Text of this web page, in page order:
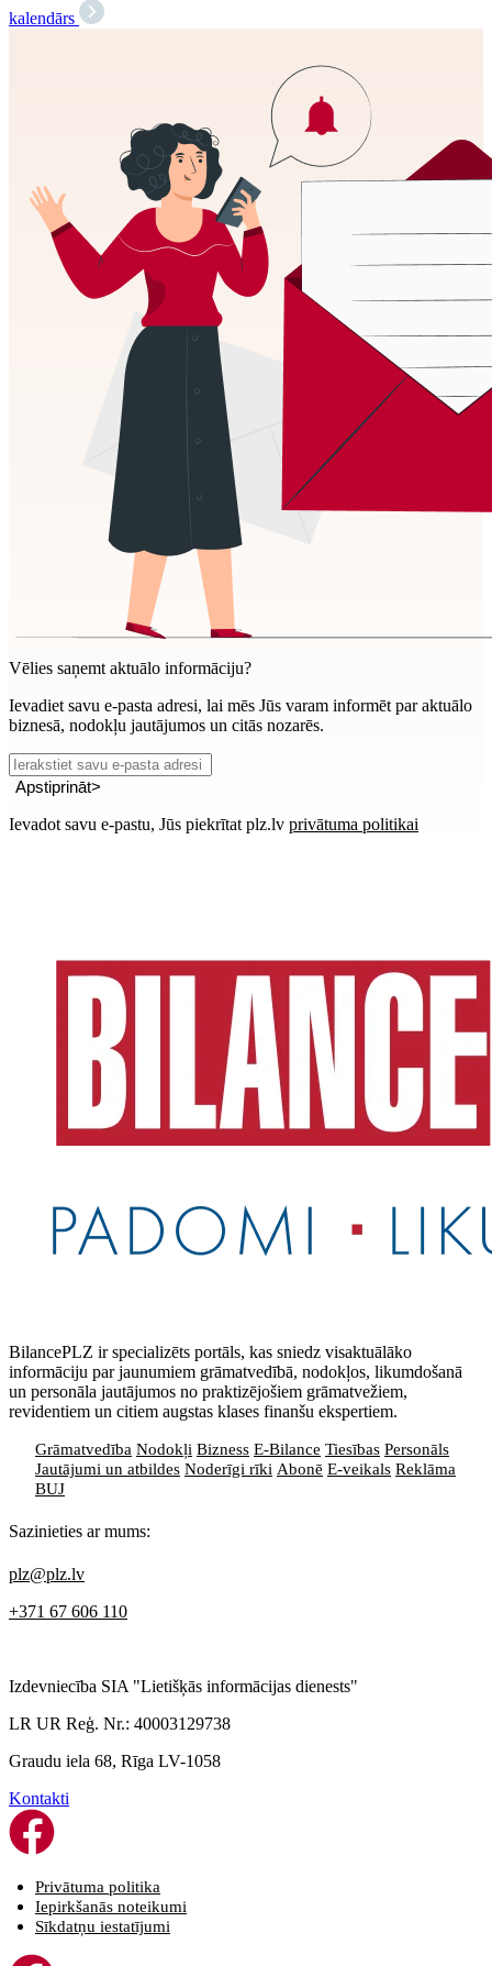
kalendārs
Vēlies saņemt aktuālo informāciju?
Ievadiet savu e-pasta adresi, lai mēs Jūs varam informēt par aktuālo
biznesā, nodokļu jautājumos un citās nozarēs.
Apstiprināt>
Ievadot savu e-pastu, Jūs piekrītat plz.lv privātuma politikai
BilancePLZ ir specializēts portāls, kas sniedz visaktuālāko
informāciju par jaunumiem grāmatvedībā, nodokļos, likumdošanā
un personāla jautājumos no praktizējošiem grāmatvežiem,
revidentiem un citiem augstas klases finanšu ekspertiem.
Grāmatvedība Nodokļi Bizness E-Bilance Tiesības Personāls
Jautājumi un atbildes Noderīgi rīki Abonē E-veikals Reklāma
BUJ
Sazinieties ar mums:
plz@plz.lv
+371 67 606 110
Izdevniecība SIA "Lietišķās informācijas dienests"
LR UR Reģ. Nr.: 40003129738
Graudu iela 68, Rīga LV-1058
Kontakti
Privātuma politika
Iepirkšanās noteikumi
Sīkdatņu iestatījumi